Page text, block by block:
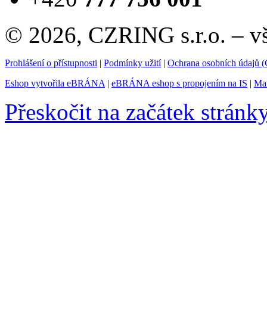
© 2026, CZRING s.r.o. –
Prohlášení o přístupnosti | Podmínky užití| Ochrana osobních údajů
Eshop vytvořila eBRÁNA | eBRÁNA eshop s propojením na IS |
Přeskočit na začátek